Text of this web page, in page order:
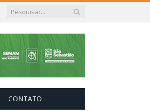
CONTATO